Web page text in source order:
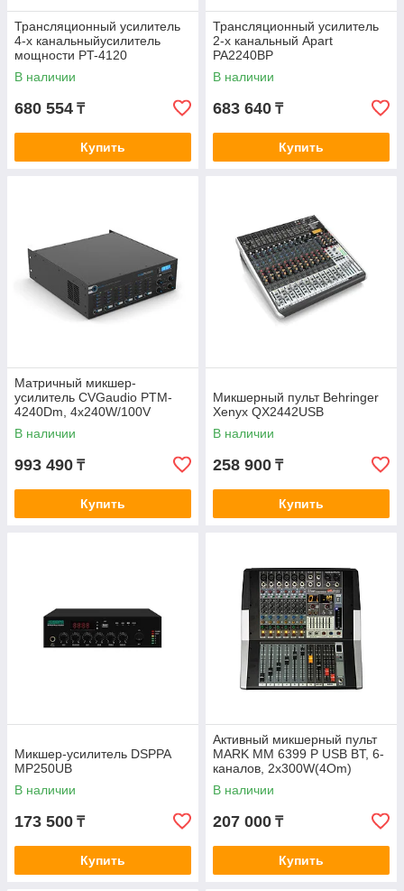
Трансляционный усилитель
4-х канальныйусилитель
мощности PT-4120
В наличии
680 554 ₸
Купить
Трансляционный усилитель
2-х канальный Apart
PA2240BP
В наличии
683 640 ₸
Купить
Матричный микшер-
усилитель CVGaudio PTM-
4240Dm, 4x240W/100V
В наличии
993 490 ₸
Купить
Микшерный пульт Behringer
Xenyx QX2442USB
В наличии
258 900 ₸
Купить
Микшер-усилитель DSPPA
MP250UB
В наличии
173 500 ₸
Купить
Активный микшерный пульт
MARK MM 6399 P USB BT, 6-
каналов, 2x300W(4Om)
В наличии
207 000 ₸
Купить